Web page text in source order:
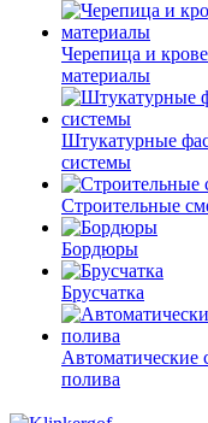
Черепица и
материалы
Штукатурные
системы
Строительные
Бордюры
Брусчатка
Автоматические
полива